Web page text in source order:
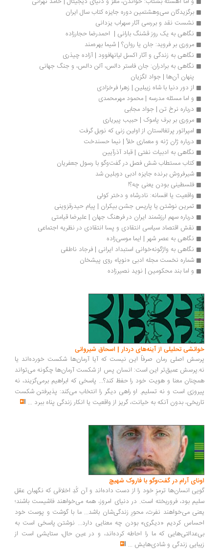
برگزیدگان سی‌وهشتمین دوره جایزه کتاب سال ایران
نشست نقد و بررسی آثار سهراب یزدانی
نگاهی به یک روز قشنگ بارانی |  احمدرضا حجارزاده
مروری بر فروید: جان یا روان؟ | شیما بهره‌مند
نگاهی به زندگی و آثار اکسل لیانهافوود | آزاده چیذری
پنهان آن‌ها | جواد لگزیان
از دور دنیا با شاه زیبلین | زهرا فرخزادی
و اما مسئله مدرسه | محمود مهرمحمدی
درباره نرخ تن | جواد مجابی
مروری بر برف پاموک | حبیب پیریاری
امپراتور پرتغالستان از اولین زنی که نوبل گرفت
درباره ژان ژنه و معماری خلأ | نیما حسندخت
نگاهی به ادبیات نفتی | قباد آذرآیین
کتاب مستطاب شش فصل در گفت‌وگو با رسول جعفریان
شیرفروش برنده جایزه ادبی دوبلین شد
فلسطینی بودن یعنی چه؟!
واقعیت یا افسانه‌: نادرشاه و دختر کولی
تمرین نوشتن یا پاریس جشن بیکران | پیام حیدرقزوینی
درباره سهم ارزشمند ایران در فرهنگ جهان | علیرضا قیامتی
نقش اقتصاد سیاسی انتقادی و پسا انتقادی در نظریه اجتماعی
نگاهی به عصر شهر | ایما موسی‌زاده
نگاهی به واژگونه‌خوانی استبداد ایرانی | فرجاد ناطقی
شماره نخست مجله ادبی «نوپا» روی پیشخان
و اما بند محکومین | نوید نصیرزاده
تحلیلی از آینه‌های دردار | اسحاق شیروانی
اصلی رمان صرفاً این نیست که آیا آرمان‌ها شکست خورده‌اند یا
عمیق‌تر این است: انسان پس از شکست آرمان‌ها چگونه می‌تواند
معنا و هویت خود را حفظ کند؟... پاسخی که ابراهیم برمی‌گزیند، نه
است و نه تسلیم. او راهی دیگر را انتخاب می‌کند: پذیرفتن شکست
بدون آنکه به خیانت، گریز از واقعیت یا انکار زندگی پناه ببرد...
آرام در گفت‌وگو با فاروک شهیچ‭
انسان‌ها ترمزِ خود را از دست داده‌اند و آن کُدِ اخلاقی که نگهبان عقل
بود، فروریخته است. در دنیای امروز، همه می‌خواهند فاشیست باشند؛
می‌خواهند نفرت، محورِ زندگی‌شان باشد... ما با گوشت و پوست خود
کردیم «دیگری» بودن چه معنایی دارد... نوشتن پاسخی است به
که ما را احاطه کرده‌اند، و در عین حال، ستایشی است از
زندگی و شادی‌هایش...